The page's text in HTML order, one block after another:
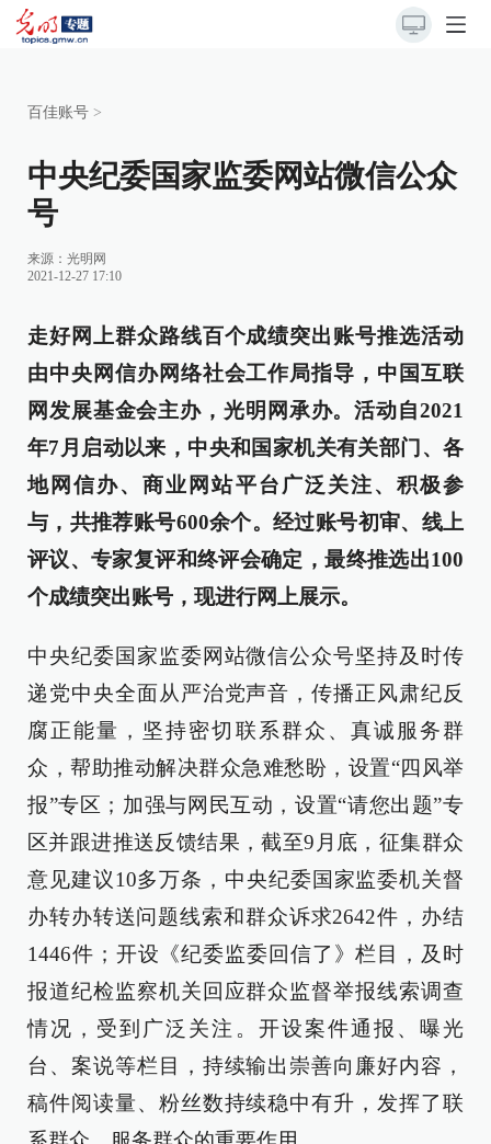
百佳账号 >
中央纪委国家监委网站微信公众
号
来源： 光明网
2021-12-27 17:10
走好网上群众路线百个成绩突出账号推选活动
由中央网信办网络社会工作局指导，中国互联
网发展基金会主办，光明网承办。活动自2021
年7月启动以来，中央和国家机关有关部门、各
地网信办、商业网站平台广泛关注、积极参
与，共推荐账号600余个。经过账号初审、线上
评议、专家复评和终评会确定，最终推选出100
个成绩突出账号，现进行网上展示。
中央纪委国家监委网站微信公众号坚持及时传
递党中央全面从严治党声音，传播正风肃纪反
腐正能量，坚持密切联系群众、真诚服务群
众，帮助推动解决群众急难愁盼，设置“四风举
报”专区；加强与网民互动，设置“请您出题”专
区并跟进推送反馈结果，截至9月底，征集群众
意见建议10多万条，中央纪委国家监委机关督
办转办转送问题线索和群众诉求2642件，办结
1446件；开设《纪委监委回信了》栏目，及时
报道纪检监察机关回应群众监督举报线索调查
情况，受到广泛关注。开设案件通报、曝光
台、案说等栏目，持续输出崇善向廉好内容，
稿件阅读量、粉丝数持续稳中有升，发挥了联